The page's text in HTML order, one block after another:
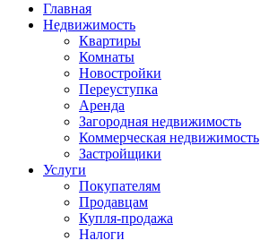
Главная
Недвижимость
Квартиры
Комнаты
Новостройки
Переуступка
Аренда
Загородная недвижимость
Коммерческая недвижимость
Застройщики
Услуги
Покупателям
Продавцам
Купля-продажа
Налоги